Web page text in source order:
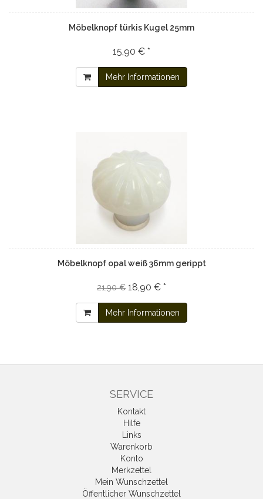
Möbelknopf türkis Kugel 25mm
15,90 € *
Mehr Informationen
Möbelknopf opal weiß 36mm gerippt
21,90 € 18,90 € *
Mehr Informationen
SERVICE
Kontakt
Hilfe
Links
Warenkorb
Konto
Merkzettel
Mein Wunschzettel
Öffentlicher Wunschzettel